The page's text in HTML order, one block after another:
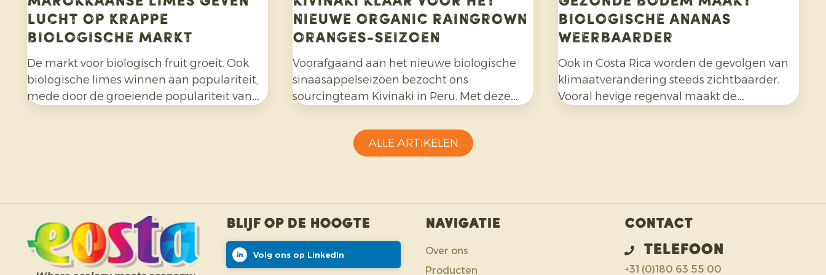
lucht op krappe
biologische markt
De markt voor biologisch fruit groeit. Ook
biologische limes winnen aan populariteit,
mede door de groeiende populariteit van
nieuwe Organic Raingrown
Oranges-seizoen
Voorafgaand aan het nieuwe biologische
sinaasappelseizoen bezocht ons
sourcingteam Kivinaki in Peru. Met deze
vier jaar een succesvol exportprogramma
opgebouwd. Tijdens het bezoek bereidden
biologische ananas
weerbaarder
Ook in Costa Rica worden de gevolgen van
klimaatverandering steeds zichtbaarder.
Vooral hevige regenval maakt de
ALLE ARTIKELEN
Blijf op de hoogte
Volg ons op LinkedIn
Navigatie
Over ons
Producten
Contact
Telefoon
+31 (0)180 63 55 00